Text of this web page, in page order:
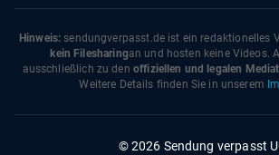
Hinweis: sendungverpasst.de ist ein redaktionelles
kein Filesharingan und hosten keine Videos.
ausschließlich zu den offiziellen und legalen
Weitere Details finden Sie in unserem
© 2026 Sendung verpasst